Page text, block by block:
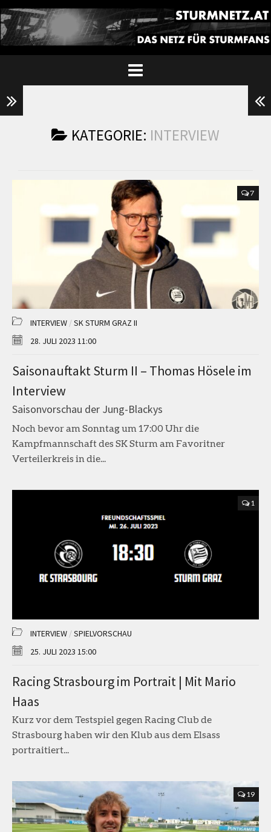
KATEGORIE: INTERVIEW
7
INTERVIEW /SK STURM GRAZ II
28. JULI 2023 11:00
Saisonauftakt Sturm II – Thomas Hösele im
Interview
Saisonvorschau der Jung-Blackys
Noch bevor am Sonntag um 17:00 Uhr die
Kampfmannschaft des SK Sturm am Favoritner
Verteilerkreis in die...
1
INTERVIEW /SPIELVORSCHAU
25. JULI 2023 15:00
Racing Strasbourg im Portrait | Mit Mario
Haas
Kurz vor dem Testspiel gegen Racing Club de
Strasbourg haben wir den Klub aus dem Elsass
portraitiert...
19